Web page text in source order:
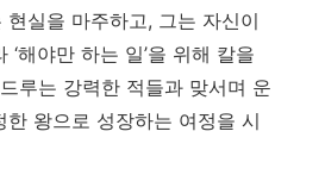
현실을 마주하고, 그는 자신이
‘해야만 하는 일’을 위해 칼을
루는 강력한 적들과 맞서며 운
한 왕으로 성장하는 여정을 시